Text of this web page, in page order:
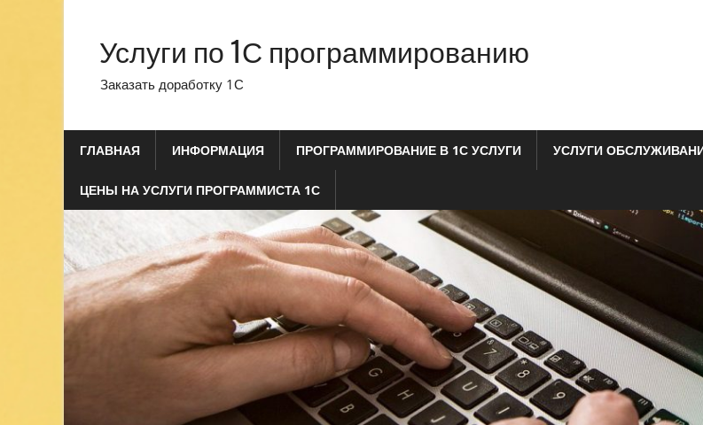
содержимому
Услуги по 1С программированию
Заказать доработку 1С
ГЛАВНАЯ ИНФОРМАЦИЯ ПРОГРАММИРОВАНИЕ В 1С УСЛУГИ УСЛУГИ
ЦЕНЫ НА УСЛУГИ ПРОГРАММИСТА 1С